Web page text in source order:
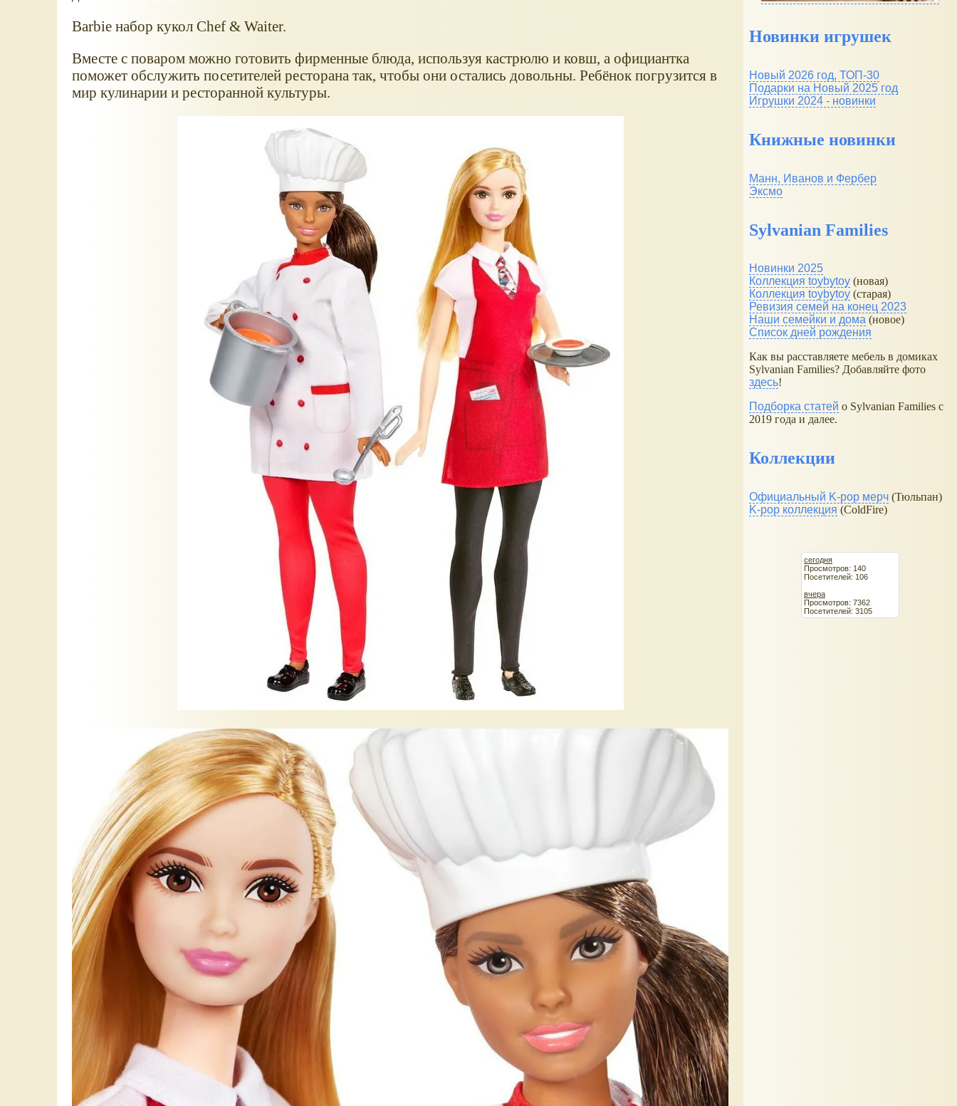
Barbie набор кукол Chef & Waiter.
Вместе с поваром можно готовить фирменные блюда, используя кастрюлю и ковш, а официантка
поможет обслужить посетителей ресторана так, чтобы они остались довольны. Ребёнок погрузится в
мир кулинарии и ресторанной культуры.
Новинки игрушек
Новый 2026 год, ТОП-30
Подарки на Новый 2025 год
Игрушки 2024 - новинки
Книжные новинки
Манн, Иванов и Фербер
Эксмо
Sylvanian Families
Новинки 2025
Коллекция toybytoy (новая)
Коллекция toybytoy (старая)
Ревизия семей на конец 2023
Наши семейки и дома (новое)
Список дней рождения
Как вы расставляете мебель в домиках
Sylvanian Families? Добавляйте фото
здесь!
Подборка статей о Sylvanian Families с
2019 года и далее.
Коллекции
Официальный K-pop мерч (Тюльпан)
K-pop коллекция (ColdFire)
сегодня
Просмотров: 140
Посетителей: 106
вчера
Просмотров: 7362
Посетителей: 3105